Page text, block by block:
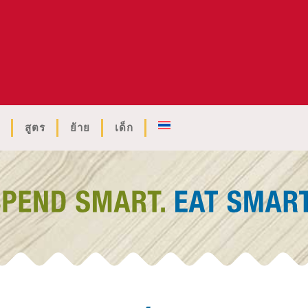
สูตร ย้าย เด็ก